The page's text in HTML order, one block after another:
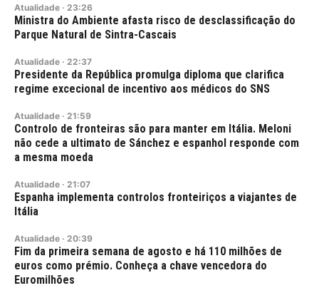
Atualidade · 23:26
Ministra do Ambiente afasta risco de desclassificação do
Parque Natural de Sintra-Cascais
Atualidade · 22:37
Presidente da República promulga diploma que clarifica
regime excecional de incentivo aos médicos do SNS
Atualidade · 21:59
Controlo de fronteiras são para manter em Itália. Meloni
não cede a ultimato de Sánchez e espanhol responde com
a mesma moeda
Atualidade · 21:07
Espanha implementa controlos fronteiriços a viajantes de
Itália
Atualidade · 20:39
Fim da primeira semana de agosto e há 110 milhões de
euros como prémio. Conheça a chave vencedora do
Euromilhões